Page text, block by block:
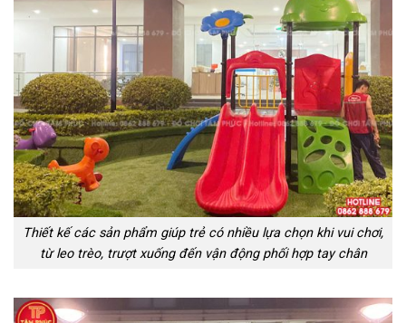
Thiết kế các sản phẩm giúp trẻ có nhiều lựa chọn khi vui chơi,
từ leo trèo, trượt xuống đến vận động phối hợp tay chân